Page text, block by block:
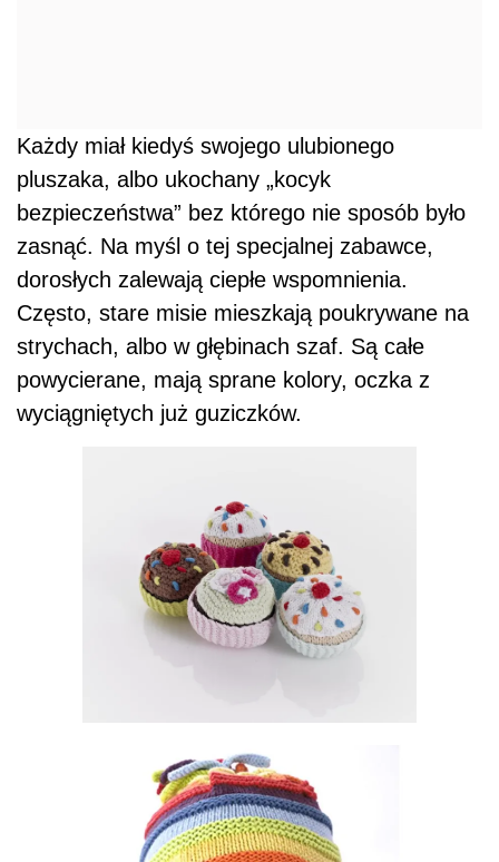
Każdy miał kiedyś swojego ulubionego
pluszaka, albo ukochany „kocyk
bezpieczeństwa” bez którego nie sposób było
zasnąć. Na myśl o tej specjalnej zabawce,
dorosłych zalewają ciepłe wspomnienia.
Często, stare misie mieszkają poukrywane na
strychach, albo w głębinach szaf. Są całe
powycierane, mają sprane kolory, oczka z
wyciągniętych już guziczków.